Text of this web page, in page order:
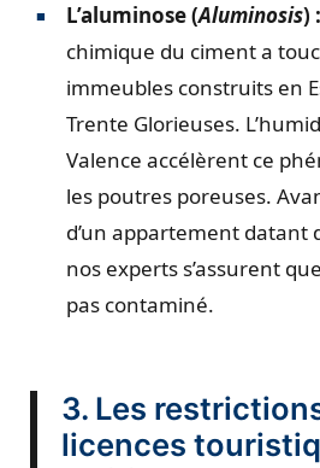
L’aluminose (Aluminosis) :
chimique du ciment a
immeubles construits en
Trente Glorieuses.
Valence accélèrent ce
les poutres poreuses.
d’un appartement datant
nos experts s’assurent
pas contaminé.
3. Les
licences